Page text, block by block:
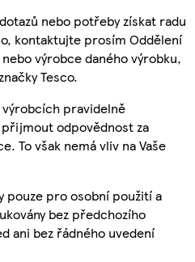
nebo potřeby získat radu
kontaktujte prosím Oddělení
výrobce daného výrobku,
Tesco.
pravidelně
přijmout odpovědnost za
To však nemá vliv na Vaše
pouze pro osobní použití a
bez předchozího
ani bez řádného uvedení